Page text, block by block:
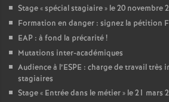
Stage «spécial stagiaire» le 20 novembre
Formation en danger : signez la pétition
EAP : à fond la précarité!
Mutations inter-académiques
Audience à l’ESPE : charge de travail très
stagiaires
Stage « Entrée dans le métier» le 21 mars